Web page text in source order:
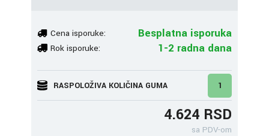
Cena isporuke: Besplatna isporuka
Rok isporuke: 1-2 radna dana
RASPOLOŽIVA KOLIČINA GUMA 1
4.624 RSD
sa PDV-om